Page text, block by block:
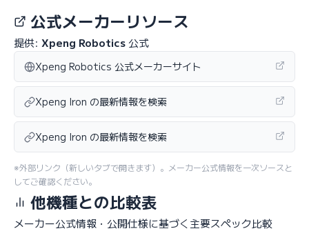
公式メーカーリソース
提供: Xpeng Robotics公式
Xpeng Robotics 公式メーカーサイト
Xpeng Iron の最新情報を検索
Xpeng Iron の最新情報を検索
※外部リンク（新しいタブで開きます）。メーカー公式情報を一次ソースと
してご確認ください。
他機種との比較表
メーカー公式情報・公開仕様に基づく主要スペック比較